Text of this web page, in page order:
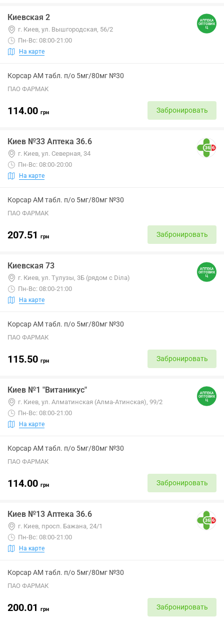
Киевская 2
г. Киев, ул. Вышгородская, 56/2
Пн-Вс: 08:00-21:00
На карте
Корсар АМ табл. п/о 5мг/80мг №30
ПАО ФАРМАК
114.00 грн Забронировать
Киев №33 Аптека 36.6
г. Киев, ул. Северная, 34
Пн-Вс: 08:00-20:00
На карте
Корсар АМ табл. п/о 5мг/80мг №30
ПАО ФАРМАК
207.51 грн Забронировать
Киевская 73
г. Киев, ул. Тулузы, 3Б (рядом с Dілa)
Пн-Вс: 08:00-21:00
На карте
Корсар АМ табл. п/о 5мг/80мг №30
ПАО ФАРМАК
115.50 грн Забронировать
Киев №1 "Витаникус"
г. Киев, ул. Алматинская (Алма-Атинская), 99/2
Пн-Вс: 08:00-21:00
На карте
Корсар АМ табл. п/о 5мг/80мг №30
ПАО ФАРМАК
114.00 грн Забронировать
Киев №13 Аптека 36.6
г. Киев, просп. Бажана, 24/1
Пн-Вс: 08:00-21:00
На карте
Корсар АМ табл. п/о 5мг/80мг №30
ПАО ФАРМАК
200.01 грн Забронировать